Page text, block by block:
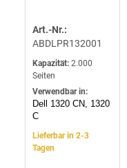
Art.-Nr.:
ABDLPR132001
Kapazität: 2.000
Seiten
Verwendbar in:
Dell 1320 CN, 1320
C
Lieferbar in 2-3
Tagen